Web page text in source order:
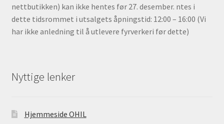
nettbutikken) kan ikke hentes før 27. desember. ntes i
dette tidsrommet i utsalgets åpningstid: 12:00 – 16:00 (Vi
har ikke anledning til å utlevere fyrverkeri før dette)
Nyttige lenker
Hjemmeside OHIL